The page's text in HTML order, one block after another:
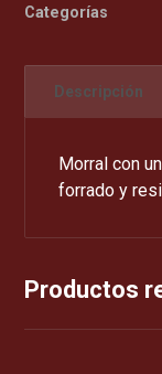
Categorías
Descripción
Morral con
forrado y
Productos